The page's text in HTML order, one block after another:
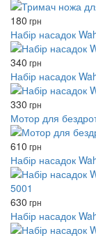
180 грн
Набір насадок
340 грн
Набір насадок
330 грн
Мотор для
610 грн
Набір насадок
630 грн
Набір насадок